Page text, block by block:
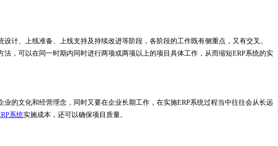
计、上线准备、上线支持及持续改进等阶段，各阶段的工作既有侧重点，又有交叉。
，可以在同一时期内同时进行两项或两项以上的项目具体工作，从而缩短ERP系统的实
的文化和经营理念，同时又要在企业长期工作，在实施ERP系统过程当中往往会从长远
系统实施成本，还可以确保项目质量。